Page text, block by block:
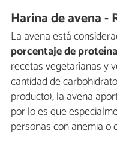
Harina de avena -
La avena está
porcentaje de proteína
recetas vegetarianas y
cantidad de
producto), la avena
por lo es que
personas con anemia o